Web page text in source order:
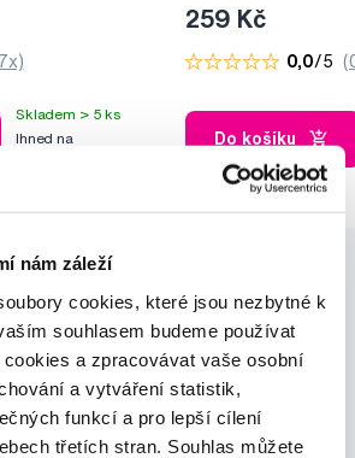
nám záleží
cookies, které jsou nezbytné k
souhlasem budeme používat
a zpracovávat vaše osobní
a vytváření statistik,
funkcí a pro lepší cílení
třetích stran. Souhlas můžete
Skladem > 5 ks
Ihned na
259 Kč
0,0/5
Do košíku